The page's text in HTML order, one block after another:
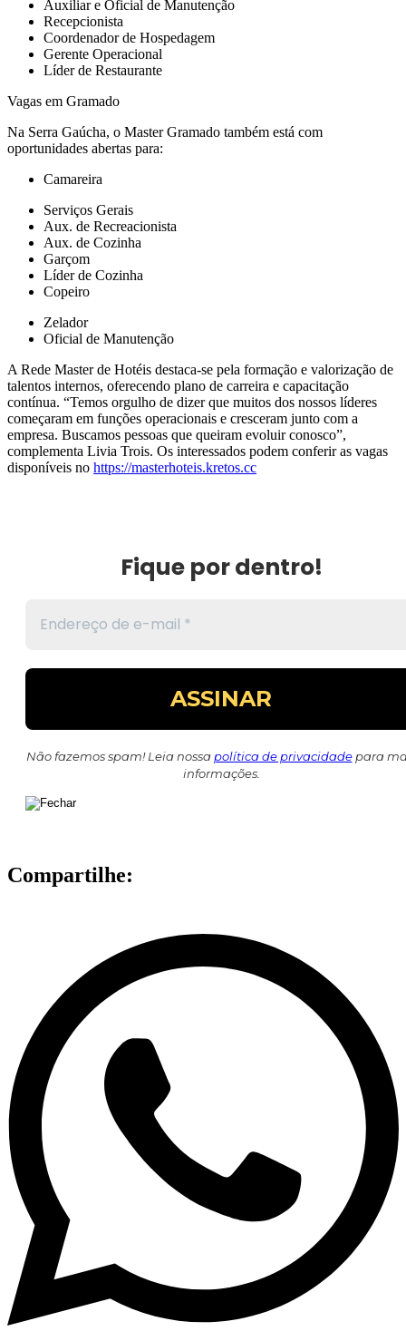
Auxiliar e Oficial de Manutenção
Recepcionista
Coordenador de Hospedagem
Gerente Operacional
Líder de Restaurante
Vagas em Gramado
Na Serra Gaúcha, o Master Gramado também está com
oportunidades abertas para:
Camareira
Serviços Gerais
Aux. de Recreacionista
Aux. de Cozinha
Garçom
Líder de Cozinha
Copeiro
Zelador
Oficial de Manutenção
A Rede Master de Hotéis destaca-se pela formação e valorização de
talentos internos, oferecendo plano de carreira e capacitação
contínua. “Temos orgulho de dizer que muitos dos nossos líderes
começaram em funções operacionais e cresceram junto com a
empresa. Buscamos pessoas que queiram evoluir conosco”,
complementa Livia Trois. Os interessados podem conferir as vagas
disponíveis no https://masterhoteis.kretos.cc
Fique por dentro!
Não fazemos spam! Leia nossapolítica de privacidadepara
informações.
Compartilhe: